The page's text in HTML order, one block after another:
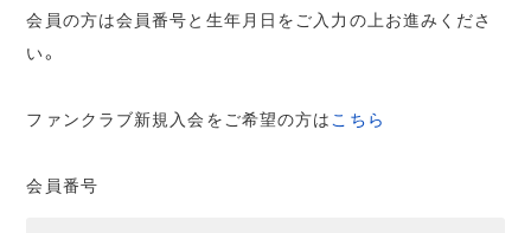
会員の方は会員番号と生年月日をご入力の上お進みくださ
い。
ファンクラブ新規入会をご希望の方は こちら
会員番号